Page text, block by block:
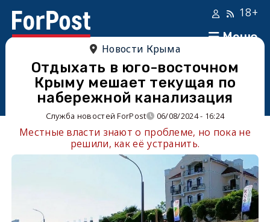
Меню
18+
Новости Крыма
Отдыхать в юго-восточном
Крыму мешает текущая по
набережной канализация
Служба новостей ForPost 06/08/2024 - 16:24
Местные власти знают о проблеме, но пока не
решили, как её устранить.